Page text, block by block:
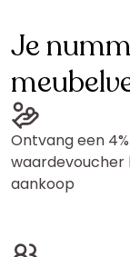
Je
Ontvang een 4%
waardevoucher
aankoop